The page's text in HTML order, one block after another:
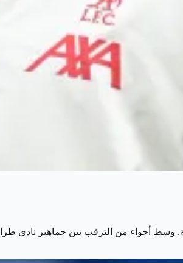
وسط أجواء من الترقب بين جماهير نادي